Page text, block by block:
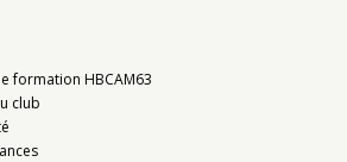
formation HBCAM63
club